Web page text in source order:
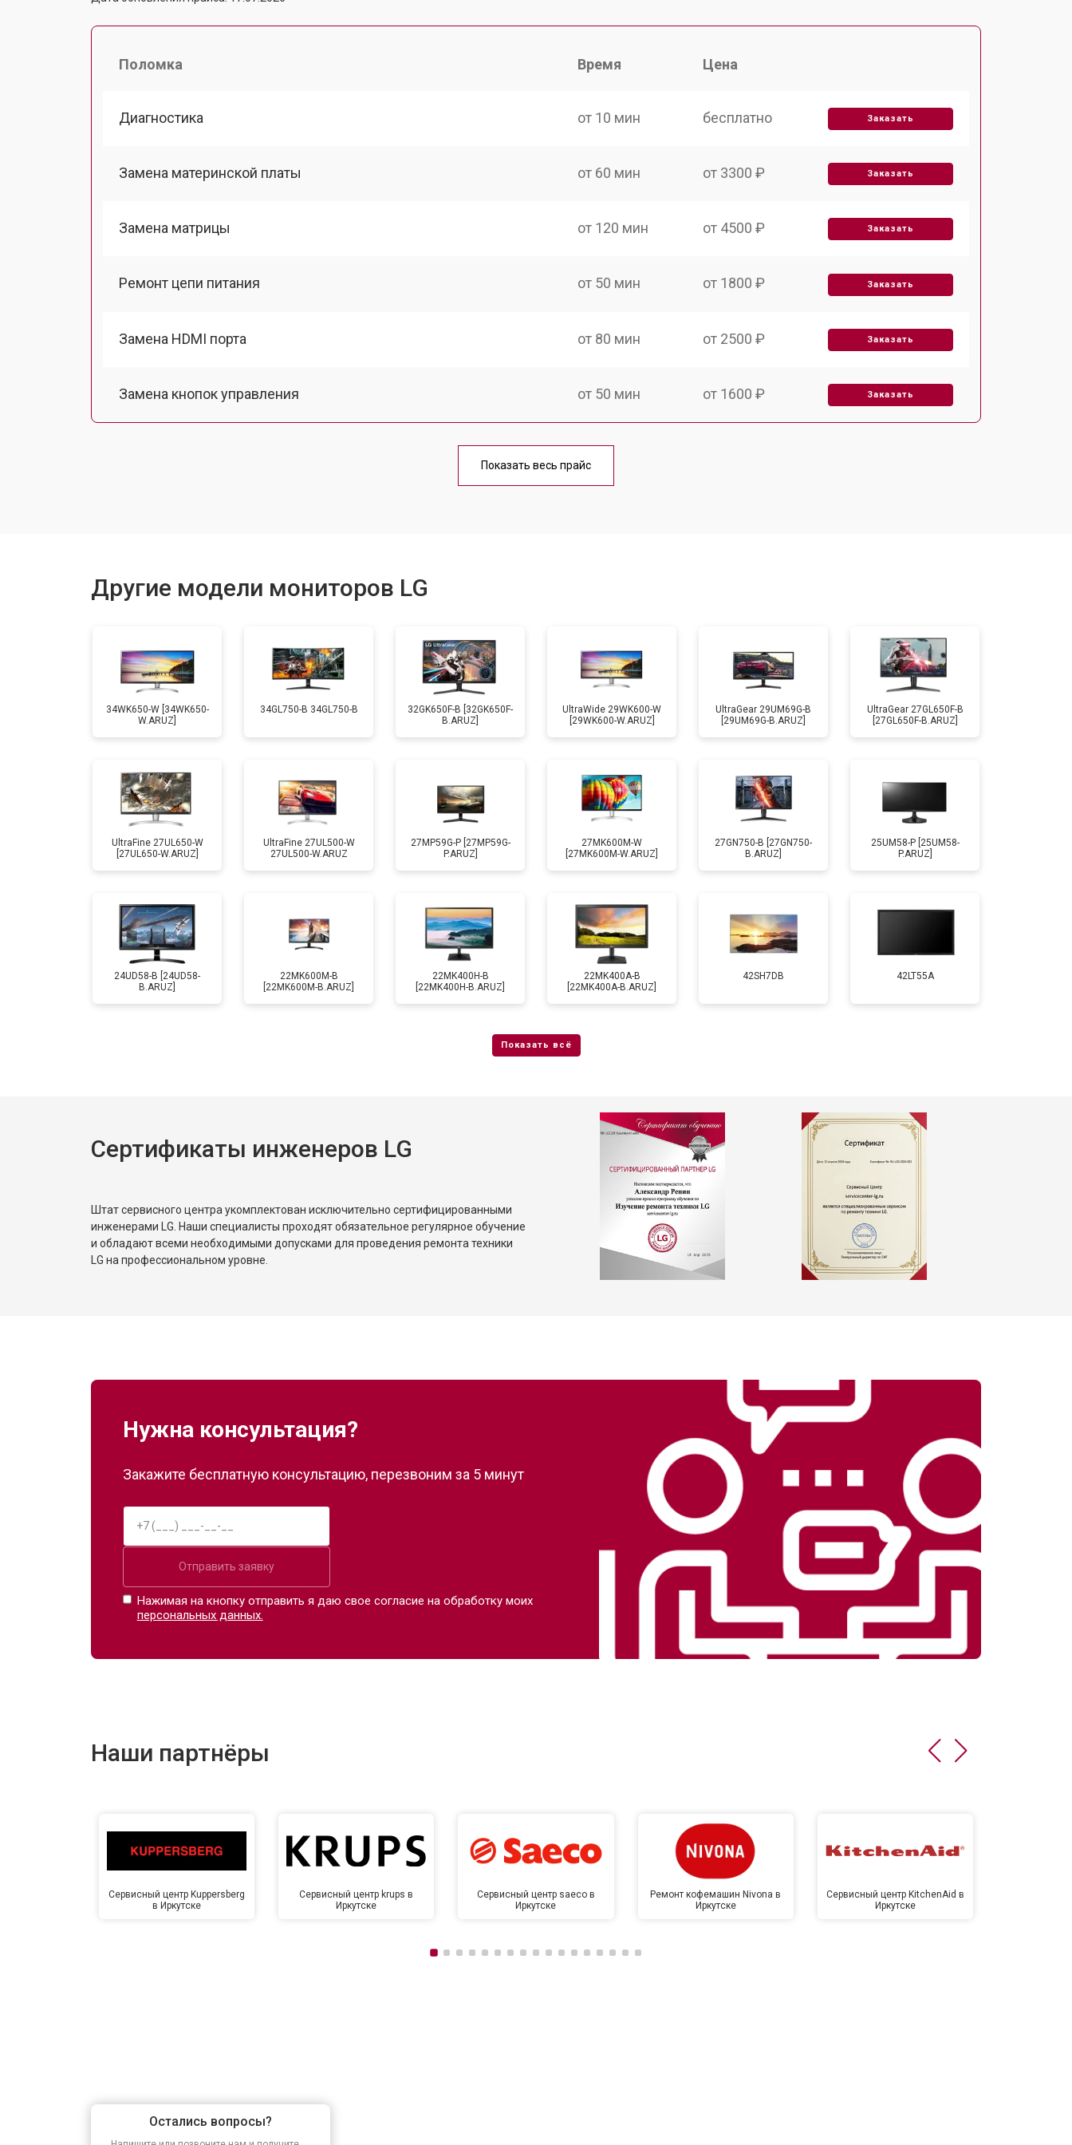
Поломка Время Цена
Диагностика от 10 мин бесплатно Заказать
Замена материнской платы от 60 мин от 3300 ₽ Заказать
Замена матрицы от 120 мин от 4500 ₽ Заказать
Ремонт цепи питания от 50 мин от 1800 ₽ Заказать
Замена HDMI порта от 80 мин от 2500 ₽ Заказать
Замена кнопок управления от 50 мин от 1600 ₽ Заказать
от 80 мин
Показать весь прайс
Другие модели мониторов LG
34WK650-W [34WK650-
W.ARUZ]
34GL750-B 34GL750-B
32GK650F-B [32GK650F-
B.ARUZ]
UltraWide 29WK600-W
[29WK600-W.ARUZ]
UltraGear 29UM69G-B
[29UM69G-B.ARUZ]
UltraGear 27GL650F-B
[27GL650F-B.ARUZ]
UltraFine 27UL650-W
[27UL650-W.ARUZ]
UltraFine 27UL500-W
27UL500-W.ARUZ
27MP59G-P [27MP59G-
P.ARUZ]
27MK600M-W
[27MK600M-W.ARUZ]
27GN750-B [27GN750-
B.ARUZ]
25UM58-P [25UM58-
P.ARUZ]
24UD58-B [24UD58-
B.ARUZ]
22MK600M-B
[22MK600M-B.ARUZ]
22MK400H-B
[22MK400H-B.ARUZ]
22MK400A-B
[22MK400A-B.ARUZ]
42SH7DB 42LT55A
Сертификаты инженеров LG
Штат сервисного центра укомплектован исключительно сертифицированными
инженерами LG. Наши специалисты проходят обязательное регулярное обучение
и обладают всеми необходимыми допусками для проведения ремонта техники
LG на профессиональном уровне.
Нужна консультация?
Закажите бесплатную консультацию, перезвоним за 5 минут
Отправить заявку
Нажимая на кнопку отправить я даю свое согласие на обработку моих
персональных данных.
Наши партнёры
Сервисный центр Kuppersberg
в Иркутске
Сервисный центр krups в
Иркутске
Сервисный центр saeco в
Иркутске
Ремонт кофемашин Nivona в
Иркутске
Сервисный центр KitchenAid в
Иркутске
Остались вопросы?